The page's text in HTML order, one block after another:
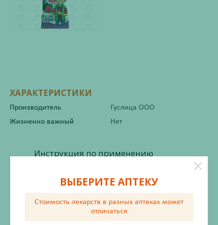
ХАРАКТЕРИСТИКИ
Производитель
Гуслица ООО
Жизненно важный
Нет
Инструкция по применению
Состав
Способ применения
ВЫБЕРИТЕ АПТЕКУ
Стоимость лекарств в разных аптеках может
отличаться